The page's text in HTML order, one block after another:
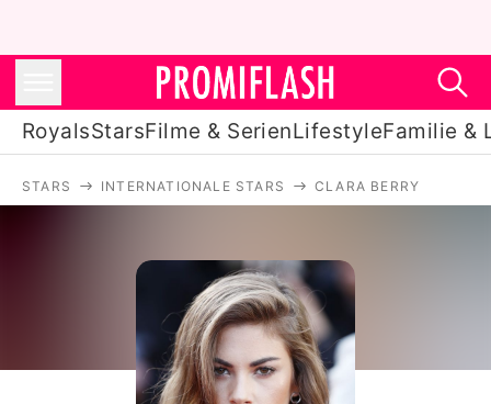
RoyalsStarsFilme & SerienLifestyleFamilie &
Filme & Serien
Lifestyle
Familie & Liebe
STARS INTERNATIONALE STARS CLARA BERRY